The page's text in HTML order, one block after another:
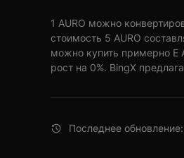
1 AURO можно
стоимость 5 AURO
можно купить примерно E
рост на 0%. BingX
Последнее